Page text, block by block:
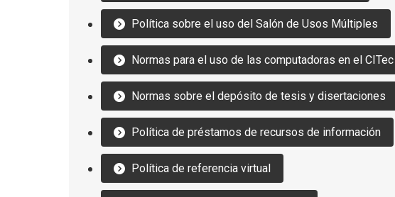
Política sobre el uso del Salón de Usos Múltiples
Normas para el uso de las computadoras en el CITec
Normas sobre el depósito de tesis y disertaciones
Política de préstamos de recursos de información
Política de referencia virtual